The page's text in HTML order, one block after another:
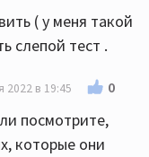
( у меня такой
слепой тест .
2022 в 19:45 0
посмотрите,
которые они